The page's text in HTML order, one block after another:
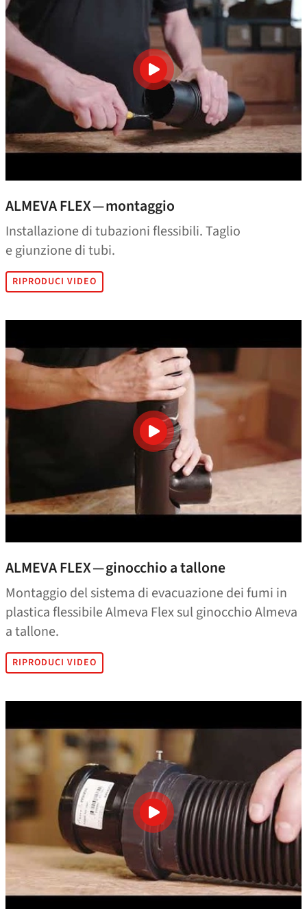
ALMEVA FLEX — montaggio
Installazione di tubazioni flessibili. Taglio
e giunzione di tubi.
RIPRODUCI VIDEO
ALMEVA FLEX — ginocchio a tallone
Montaggio del sistema di evacuazione dei fumi in
plastica flessibile Almeva Flex sul ginocchio Almeva
a tallone.
RIPRODUCI VIDEO